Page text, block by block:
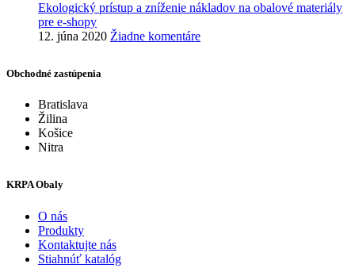
Ekologický prístup a zníženie nákladov na obalové materiály
pre e-shopy
12. júna 2020 Žiadne komentáre
Obchodné zastúpenia
Bratislava
Žilina
Košice
Nitra
KRPA Obaly
O nás
Produkty
Kontaktujte nás
Stiahnúť katalóg